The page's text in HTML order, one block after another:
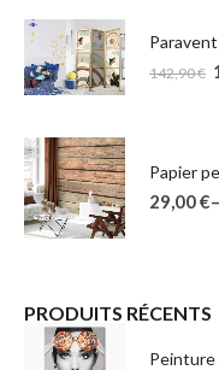
142,90€
Papier
29,00€–
PRODUITS RÉCENTS
Peinture